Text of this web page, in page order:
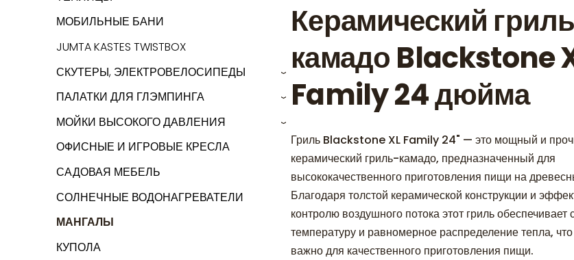
МОБИЛЬНЫЕ БАНИ
JUMTA KASTES TWISTBOX
СКУТЕРЫ, ЭЛЕКТРОВЕЛОСИПЕДЫ
›
ПАЛАТКИ ДЛЯ ГЛЭМПИНГА ›
МОЙКИ ВЫСОКОГО ДАВЛЕНИЯ ›
ОФИСНЫЕ И ИГРОВЫЕ КРЕСЛА
САДОВАЯ МЕБЕЛЬ
СОЛНЕЧНЫЕ ВОДОНАГРЕВАТЕЛИ
МАНГАЛЫ
КУПОЛА
Керамический
камадо Blackstone
Family 24 дюйма
Гриль Blackstone XL Family 24" — это мощный и
керамический гриль-камадо, предназначенный для
высококачественного приготовления пищи на
Благодаря толстой керамической конструкции и
контролю воздушного потока этот гриль обеспечивает
температуру и равномерное распределение тепла,
важно для качественного приготовления пищи.